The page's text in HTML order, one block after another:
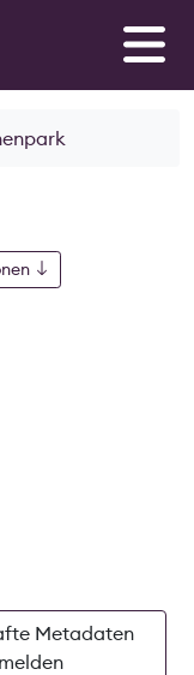
Metadaten
melden